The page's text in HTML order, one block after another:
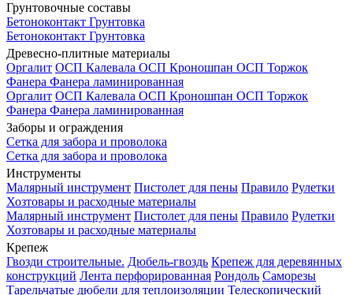
Грунтовочные составы
Бетоноконтакт Грунтовка
Бетоноконтакт Грунтовка
Древесно-плитные материалы
Оргалит ОСП Калевала ОСП Кроношпан ОСП Торжок
Фанера Фанера ламинированная
Оргалит ОСП Калевала ОСП Кроношпан ОСП Торжок
Фанера Фанера ламинированная
Заборы и ограждения
Сетка для забора и проволока
Сетка для забора и проволока
Инструменты
Малярный инструмент Пистолет для пены Правило Рулетки
Хозтовары и расходные материалы
Малярный инструмент Пистолет для пены Правило Рулетки
Хозтовары и расходные материалы
Крепеж
Гвозди строительные. Дюбель-гвоздь Крепеж для деревянных
конструкций Лента перфорированная Рондоль Саморезы
Тарельчатые дюбели для теплоизоляции Телескопический